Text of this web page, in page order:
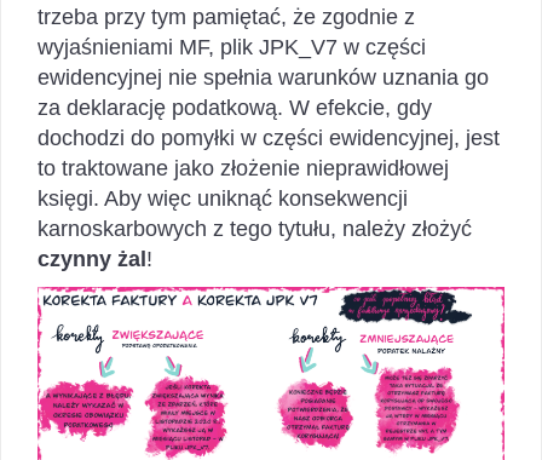
trzeba przy tym pamiętać, że zgodnie z
wyjaśnieniami MF, plik JPK_V7 w części
ewidencyjnej nie spełnia warunków uznania go
za deklarację podatkową. W efekcie, gdy
dochodzi do pomyłki w części ewidencyjnej, jest
to traktowane jako złożenie nieprawidłowej
księgi. Aby więc uniknąć konsekwencji
karnoskarbowych z tego tytułu, należy złożyć
czynny żal!